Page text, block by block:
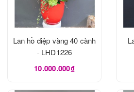
Lan hồ điệp vàng 40 cành
- LHD1226
10.000.000₫